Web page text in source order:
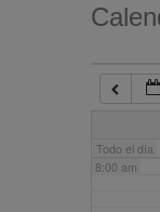
Todo el día
7:00 am
8:00 am